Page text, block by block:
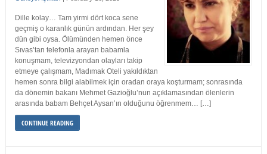
Dille kolay… Tam yirmi dört koca sene
geçmiş o karanlık günün ardından. Her şey
dün gibi oysa. Ölümünden hemen önce
Sıvas’tan telefonla arayan babamla
konuşmam, televizyondan olayları takip
etmeye çalışmam, Madımak Oteli yakıldıktan
hemen sonra bilgi alabilmek için oradan oraya koşturmam; sonrasında
da dönemin bakanı Mehmet Gazioğlu’nun açıklamasından ölenlerin
arasında babam Behçet Aysan’ın olduğunu öğrenmem… […]
CONTINUE READING